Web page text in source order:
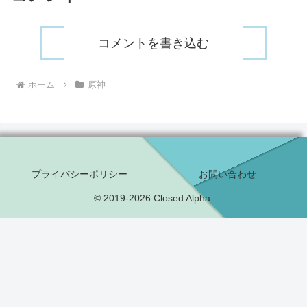
コメントを書き込む
ホーム 原神
プライバシーポリシー お問い合わせ
© 2019-2026 Closed Alpha.